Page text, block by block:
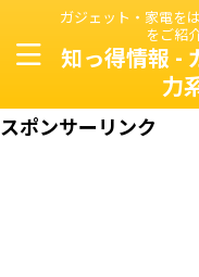
ガジェット・家電を
をご紹
知っ得情報 -
力
スポンサーリンク